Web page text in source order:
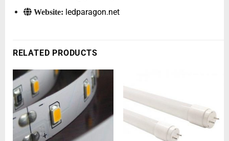
Website: ledparagon.net
RELATED PRODUCTS